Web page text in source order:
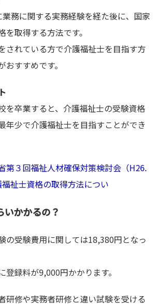
務に関する実務経験を経た後に、国家
取得する方法です。
されている方で介護福祉士を目指す方
すすめです。
を卒業すると、介護福祉士の受験資格
年少で介護福祉士を目指すことができ
第３回福祉人材確保対策検討会（H26.
祉士資格の取得方法につい
いかかるの？
の受験費用に関しては18,380円となっ
登録料が9,000円かかります。
研修や実務者研修と違い試験を受ける